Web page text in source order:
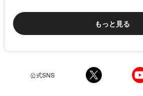
もっと見る
公式SNS